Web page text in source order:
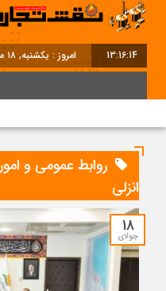
13:16:15 امروز : یکشنبه, ۱۸ مرداد , ۱۴۰۵
روابط عمومی و
انزلی
18
جولای